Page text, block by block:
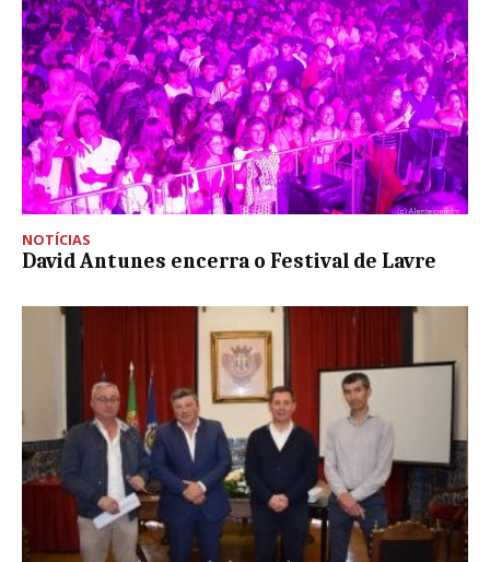
NOTÍCIAS
David Antunes encerra o Festival de Lavre